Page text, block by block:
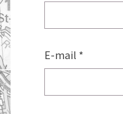
E-mail *